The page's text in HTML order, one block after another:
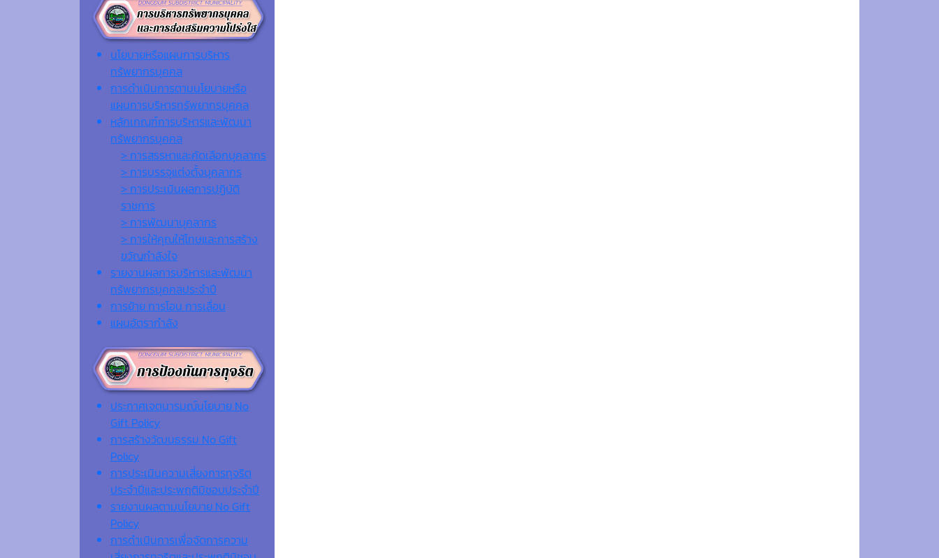
นโยบายหรือแผนการบริหาร
ทรัพยากรบุคคล
การดำเนินการตามนโยบายหรือ
แผนการบริหารทรัพยากรบุคคล
หลักเกณฑ์การบริหารและพัฒนา
ทรัพยากรบุคคล
> การสรรหาและคัดเลือกบุคลากร
> การบรรจุแต่งตั้งบุคลากร
> การประเมินผลการปฏิบัติ
ราชการ
> การพัฒนาบุคลากร
> การให้คุณให้โทษและการสร้าง
ขวัญกำลังใจ
รายงานผลการบริหารและพัฒนา
ทรัพยากรบุคคลประจำปี
การย้าย การโอน การเลื่อน
แผนอัตรากำลัง
ประกาศเจตนารมณ์นโยบาย No
Gift Policy
การสร้างวัฒนธรรม No Gift
Policy
การประเมินความเสี่ยงการทุจริต
ประจำปีและประพฤติมิชอบประจำปี
รายงานผลตามนโยบาย No Gift
Policy
การดำเนินการเพื่อจัดการความ